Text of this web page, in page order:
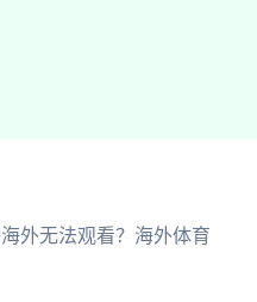
外无法观看？海外体育